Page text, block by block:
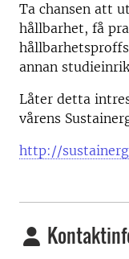
Ta chansen att
hållbarhet, få
annan
Låter detta
vårens
http://